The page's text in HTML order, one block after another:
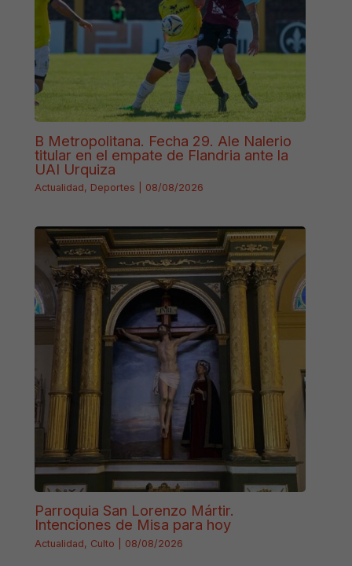
B Metropolitana. Fecha 29. Ale Nalerio
titular en el empate de Flandria ante la
UAI Urquiza
Actualidad, Deportes 08/08/2026
Parroquia San Lorenzo Mártir.
Intenciones de Misa para hoy
Actualidad, Culto 08/08/2026